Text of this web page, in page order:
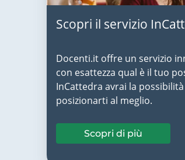
Scopri il servizio
Docenti.it offre un servizio
con esattezza qual è il tuo
InCattedra avrai la
posizionarti al meglio.
Scopri di più